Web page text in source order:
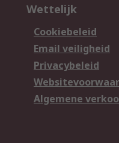
Wettelijk
Cookiebeleid
Email veiligheid
Privacybeleid
Algemene